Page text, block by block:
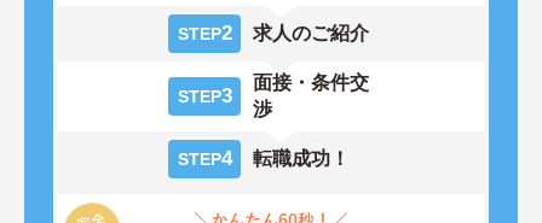
STEP2 求人のご紹介
STEP3
面接・条件交
渉
STEP4 転職成功！